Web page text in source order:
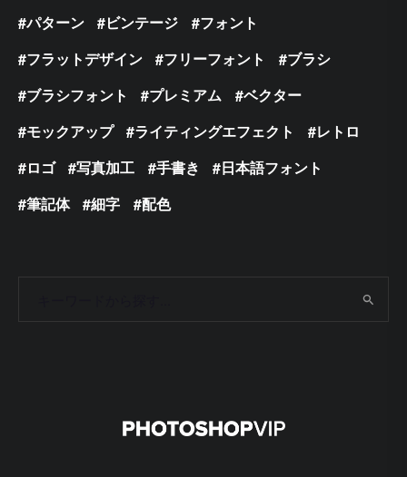
パターン
ビンテージ
フォント
フラットデザイン
フリーフォント
ブラシ
ブラシフォント
プレミアム
ベクター
モックアップ
ライティングエフェクト
レトロ
ロゴ
写真加工 手書き
日本語フォント
筆記体
細字 配色